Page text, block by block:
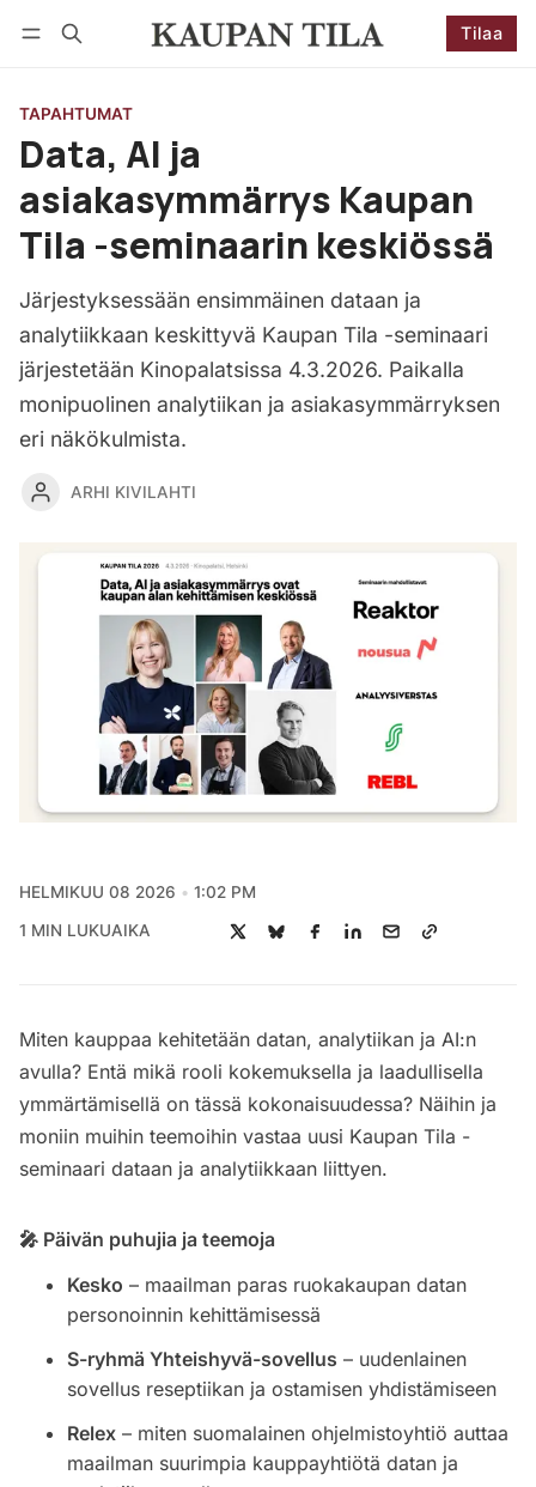
Tilaa
TAPAHTUMAT
Data, AI ja
asiakasymmärrys Kaupan
Tila -seminaarin keskiössä
Järjestyksessään ensimmäinen dataan ja
analytiikkaan keskittyvä Kaupan Tila -seminaari
järjestetään Kinopalatsissa 4.3.2026. Paikalla
monipuolinen analytiikan ja asiakasymmärryksen
eri näkökulmista.
ARHI KIVILAHTI
HELMIKUU 08 2026 1:02 PM
1 MIN LUKUAIKA
Miten kauppaa kehitetään datan, analytiikan ja AI:n
avulla? Entä mikä rooli kokemuksella ja laadullisella
ymmärtämisellä on tässä kokonaisuudessa? Näihin ja
moniin muihin teemoihin vastaa uusi Kaupan Tila -
seminaari dataan ja analytiikkaan liittyen.
🎤 Päivän puhujia ja teemoja
Kesko – maailman paras ruokakaupan datan
personoinnin kehittämisessä
S-ryhmä Yhteishyvä-sovellus – uudenlainen
sovellus reseptiikan ja ostamisen yhdistämiseen
Relex – miten suomalainen ohjelmistoyhtiö auttaa
maailman suurimpia kauppayhtiötä datan ja